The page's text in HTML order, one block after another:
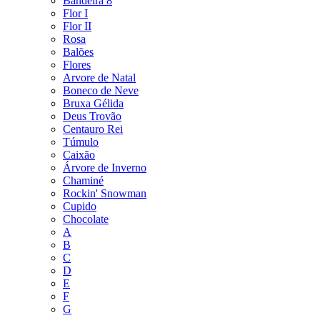
Flor I
Flor II
Rosa
Balões
Flores
Arvore de Natal
Boneco de Neve
Bruxa Gélida
Deus Trovão
Centauro Rei
Túmulo
Caixão
Árvore de Inverno
Chaminé
Rockin' Snowman
Cupido
Chocolate
A
B
C
D
E
F
G